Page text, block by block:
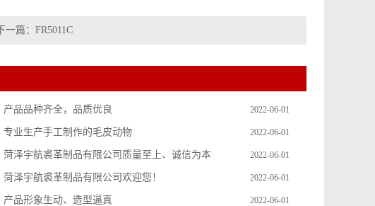
下一篇： FR5011C
2022-06-01
产品品种齐全，品质优良
2022-06-01
专业生产手工制作的毛皮动物
2022-06-01
菏泽宇航裘革制品有限公司质量至上、诚信为本
2022-06-01
菏泽宇航裘革制品有限公司欢迎您！
2022-06-01
产品形象生动、造型逼真